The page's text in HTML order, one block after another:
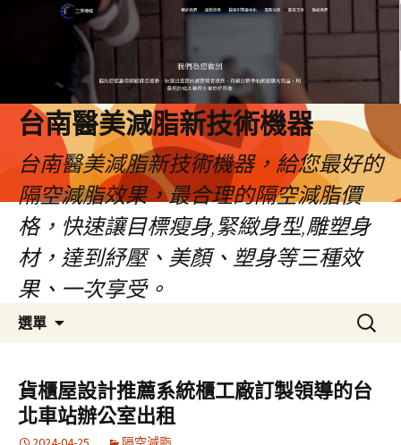
台南醫美減脂新技術機器
台南醫美減脂新技術機器，給您最好的
隔空減脂效果，最合理的隔空減脂價
格，快速讓目標瘦身,緊緻身型,雕塑身
材，達到紓壓、美顏、塑身等三種效
果、一次享受。
選單
容
搜
尋
鍵
字:
貨櫃屋設計推薦系統櫃工廠訂製領導的台
北車站辦公室出租